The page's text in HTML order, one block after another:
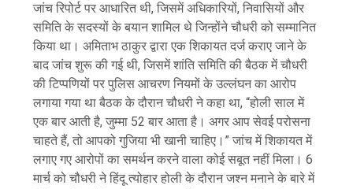
जांच रिपोर्ट पर आधारित थी, जिसमें अधिकारियों, निवासियों और
समिति के सदस्यों के बयान शामिल थे जिन्होंने चौधरी को सम्मानित
किया था। अमिताभ ठाकुर द्वारा एक शिकायत दर्ज कराए जाने के
बाद जांच शुरू की गई थी, जिसमें शांति समिति की बैठक में चौधरी
की टिप्पणियों पर पुलिस आचरण नियमों के उल्लंघन का आरोप
लगाया गया था बैठक के दौरान चौधरी ने कहा था, “होली साल में
एक बार आती है, जुम्मा 52 बार आता है। अगर आप सेवई परोसना
चाहते हैं, तो आपको गुजिया भी खानी चाहिए।” जांच में शिकायत में
लगाए गए आरोपों का समर्थन करने वाला कोई सबूत नहीं मिला। 6
मार्च को चौधरी ने हिंदू त्योहार होली के दौरान जश्न मनाने के बारे में